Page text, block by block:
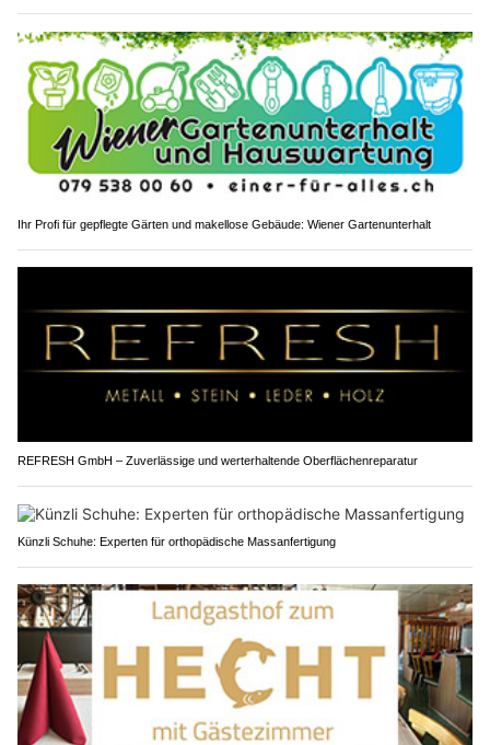
Ihr Profi für gepflegte Gärten und makellose Gebäude: Wiener Gartenunterhalt
REFRESH GmbH – Zuverlässige und werterhaltende Oberflächenreparatur
Künzli Schuhe: Experten für orthopädische Massanfertigung